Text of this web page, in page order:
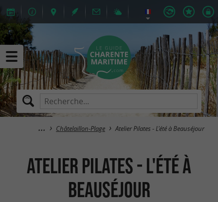
Châtelaillon-Plage Atelier Pilates - L'été à Beauséjour
Atelier Pilates - L'été à
Beauséjour